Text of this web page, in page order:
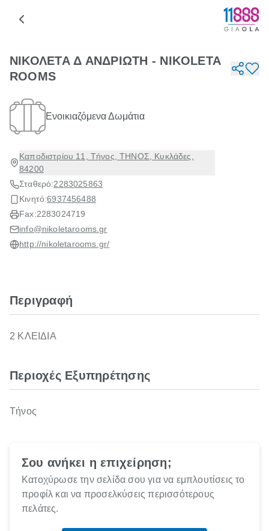
ΝΙΚΟΛΕΤΑ Δ ΑΝΔΡΙΩΤΗ - NIKOLETA
ROOMS
Ενοικιαζόμενα Δωμάτια
Καποδιστρίου 11, Τήνος, ΤΗΝΟΣ, Κυκλάδες,
84200
Σταθερό:2283025863
Κινητό:6937456488
Fax:2283024719
info@nikoletarooms.gr
http://nikoletarooms.gr/
Περιγραφή
2 ΚΛΕΙΔΙΑ
Περιοχές Εξυπηρέτησης
Τήνος
Σου ανήκει η επιχείρηση;
Κατοχύρωσε την σελίδα σου για να εμπλουτίσεις το
προφίλ και να προσελκύσεις περισσότερους
πελάτες.